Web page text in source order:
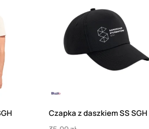
Czapka z daszkiem SS SGH